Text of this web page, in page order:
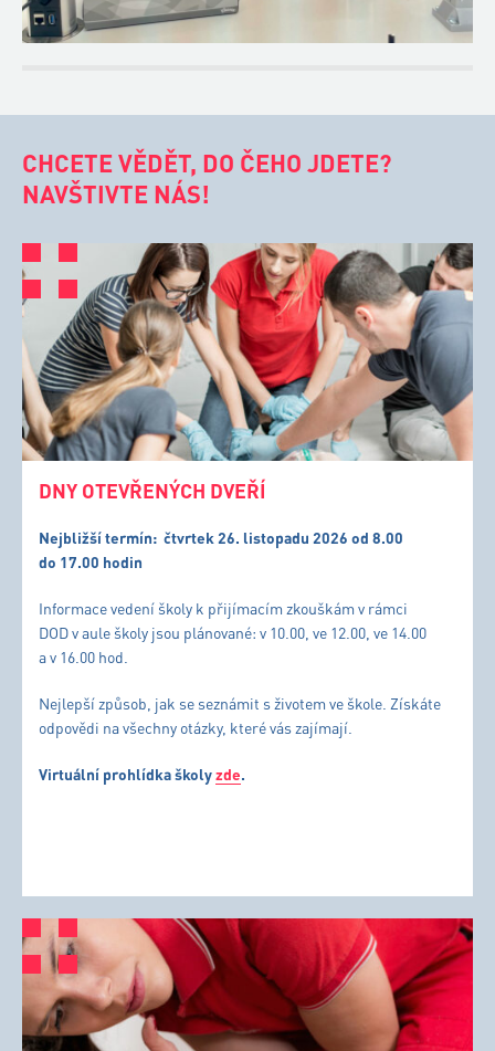
CHCETE VĚDĚT, DO ČEHO JDETE?
NAVŠTIVTE NÁS!
DNY OTEVŘENÝCH DVEŘÍ
Nejbližší termín: čtvrtek 26. listopadu 2026 od 8.00
do 17.00 hodin
Informace vedení školy k přijímacím zkouškám v rámci
DOD v aule školy jsou plánované: v 10.00, ve 12.00, ve 14.00
a v 16.00 hod.
Nejlepší způsob, jak se seznámit s životem ve škole. Získáte
odpovědi na všechny otázky, které vás zajímají.
Virtuální prohlídka školyzde.